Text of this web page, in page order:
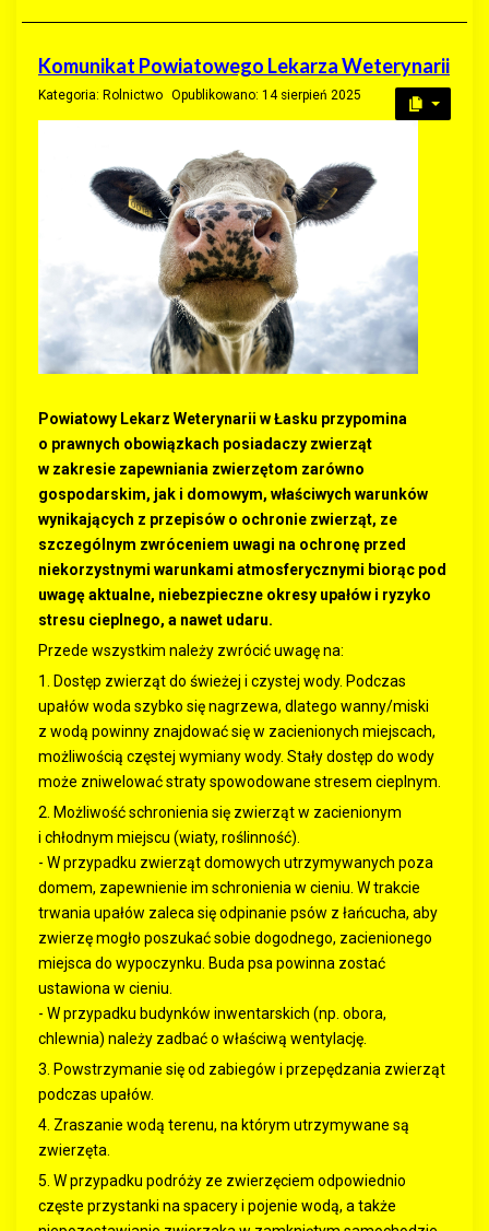
Komunikat Powiatowego Lekarza Weterynarii
Kategoria: Rolnictwo Opublikowano: 14 sierpień 2025
Powiatowy Lekarz Weterynarii w Łasku przypomina
o prawnych obowiązkach posiadaczy zwierząt
w zakresie zapewniania zwierzętom zarówno
gospodarskim, jak i domowym, właściwych warunków
wynikających z przepisów o ochronie zwierząt, ze
szczególnym zwróceniem uwagi na ochronę przed
niekorzystnymi warunkami atmosferycznymi biorąc pod
uwagę aktualne, niebezpieczne okresy upałów i ryzyko
stresu cieplnego, a nawet udaru.
Przede wszystkim należy zwrócić uwagę na:
1. Dostęp zwierząt do świeżej i czystej wody. Podczas
upałów woda szybko się nagrzewa, dlatego wanny/miski
z wodą powinny znajdować się w zacienionych miejscach,
możliwością częstej wymiany wody. Stały dostęp do wody
może zniwelować straty spowodowane stresem cieplnym.
2. Możliwość schronienia się zwierząt w zacienionym
i chłodnym miejscu (wiaty, roślinność).
- W przypadku zwierząt domowych utrzymywanych poza
domem, zapewnienie im schronienia w cieniu. W trakcie
trwania upałów zaleca się odpinanie psów z łańcucha, aby
zwierzę mogło poszukać sobie dogodnego, zacienionego
miejsca do wypoczynku. Buda psa powinna zostać
ustawiona w cieniu.
- W przypadku budynków inwentarskich (np. obora,
chlewnia) należy zadbać o właściwą wentylację.
3. Powstrzymanie się od zabiegów i przepędzania zwierząt
podczas upałów.
4. Zraszanie wodą terenu, na którym utrzymywane są
zwierzęta.
5. W przypadku podróży ze zwierzęciem odpowiednio
częste przystanki na spacery i pojenie wodą, a także